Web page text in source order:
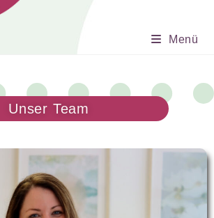
Menü
Unser Team